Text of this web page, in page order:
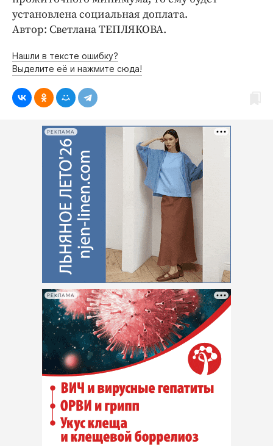
установлена социальная доплата.
Автор: Светлана ТЕПЛЯКОВА.
Нашли в тексте ошибку?
Выделите её и нажмите сюда!
РЕКЛАМА
РЕКЛАМА